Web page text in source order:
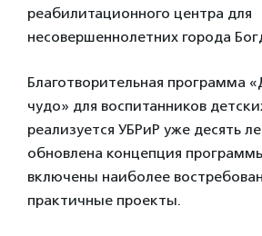
реабилитационного центра для
несовершеннолетних города
Благотворительная программа
чудо» для воспитанников
реализуется УБРиР уже десять
обновлена концепция
включены наиболее
практичные проекты.